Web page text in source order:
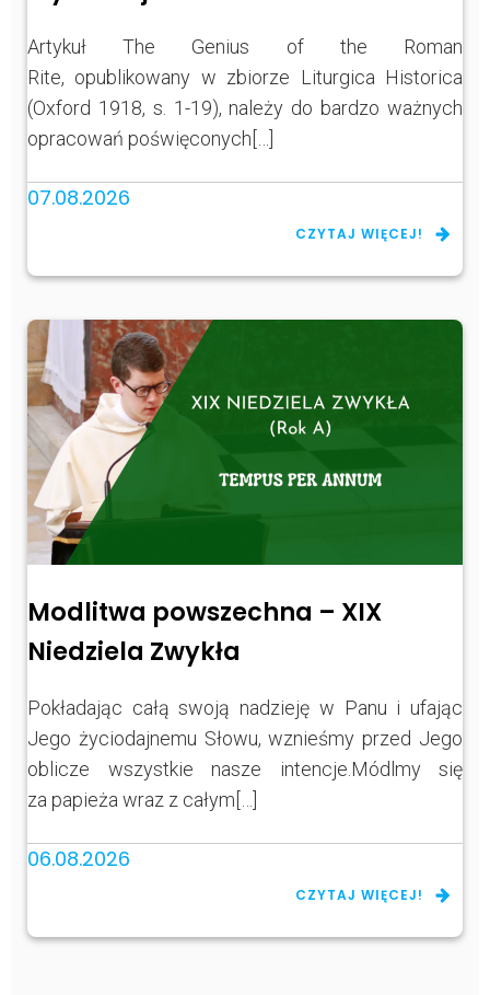
Artykuł The Genius of the Roman
Rite, opublikowany w zbiorze Liturgica Historica
(Oxford 1918, s. 1-19), należy do bardzo ważnych
opracowań poświęconych[…]
07.08.2026
CZYTAJ WIĘCEJ!
Modlitwa powszechna – XIX
Niedziela Zwykła
Pokładając całą swoją nadzieję w Panu i ufając
Jego życiodajnemu Słowu, wznieśmy przed Jego
oblicze wszystkie nasze intencje.Módlmy się
za papieża wraz z całym[…]
06.08.2026
CZYTAJ WIĘCEJ!